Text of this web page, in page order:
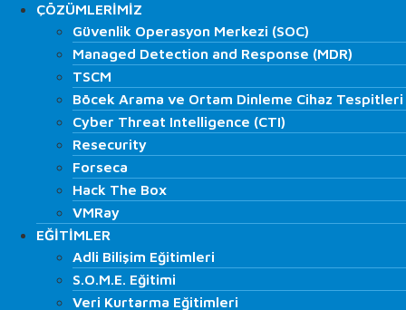
Veritabanı Veri Kurtarma
CCTV – DVR Kamerası Veri Kurtarma
Nas/Das/San/SDS Veri Kurtarma
Hafıza Kartı Veri Kurtarma
Adli Bilimler Hizmetleri
Trafik İncelemeleri
İmza & Belge ve Grafoloji İncelemeleri
Yangın İncelemeleri
Adli Kimya İncelemeleri
Muhasebe, Bankacılık ve Finans İncelemeleri
İş Sağlığı ve Güvenliği İncelemeleri
Güvenli Veri İmha ve Hardwipe
ÇÖZÜMLERİMİZ
Güvenlik Operasyon Merkezi (SOC)
ÇÖZÜMLERİMİZ
Güvenlik Operasyon Merkezi (SOC)
Managed Detection and Response (MDR)
TSCM
Böcek Arama ve Ortam Dinleme Cihaz Tespitleri
Cyber Threat Intelligence (CTI)
Resecurity
Forseca
Hack The Box
VMRay
EĞİTİMLER
Adli Bilişim Eğitimleri
S.O.M.E. Eğitimi
Veri Kurtarma Eğitimleri
ÇÖZÜMLERİMİZ
Güvenlik Operasyon Merkezi (SOC)
Managed Detection and Response (MDR)
TSCM
Böcek Arama ve Ortam Dinleme Cihaz Tespitleri
Cyber Threat Intelligence (CTI)
Resecurity
Forseca
Hack The Box
VMRay
EĞİTİMLER
Adli Bilişim Eğitimleri
S.O.M.E. Eğitimi
Veri Kurtarma Eğitimleri